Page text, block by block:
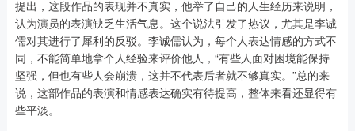
提出，这段作品的表现并不真实，他举了自己的人生经历来说明，
认为演员的表演缺乏生活气息。这个说法引发了热议，尤其是李诚
儒对其进行了犀利的反驳。李诚儒认为，每个人表达情感的方式不
同，不能简单地拿个人经验来评价他人，“有些人面对困境能保持
坚强，但也有些人会崩溃，这并不代表后者就不够真实。”总的来
说，这部作品的表演和情感表达确实有待提高，整体来看还显得有
些平淡。